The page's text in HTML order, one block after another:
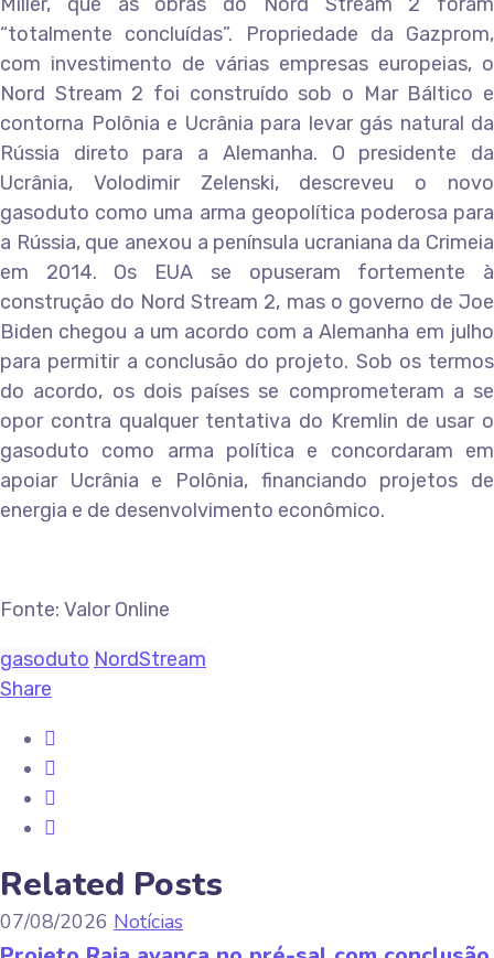
“totalmente concluídas”. Propriedade da Gazprom,
com investimento de várias empresas europeias, o
Nord Stream 2 foi construído sob o Mar Báltico e
contorna Polônia e Ucrânia para levar gás natural da
Rússia direto para a Alemanha. O presidente da
Ucrânia, Volodimir Zelenski, descreveu o novo
gasoduto como uma arma geopolítica poderosa para
a Rússia, que anexou a península ucraniana da Crimeia
em 2014. Os EUA se opuseram fortemente à
construção do Nord Stream 2, mas o governo de Joe
Biden chegou a um acordo com a Alemanha em julho
para permitir a conclusão do projeto. Sob os termos
do acordo, os dois países se comprometeram a se
opor contra qualquer tentativa do Kremlin de usar o
gasoduto como arma política e concordaram em
apoiar Ucrânia e Polônia, financiando projetos de
energia e de desenvolvimento econômico.
Fonte: Valor Online
gasoduto NordStream
Share
Related Posts
07/08/2026 Notícias